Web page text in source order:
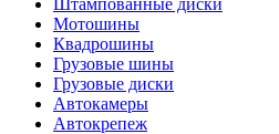
Штампованные диски
Мотошины
Квадрошины
Грузовые шины
Грузовые диски
Автокамеры
Автокрепеж